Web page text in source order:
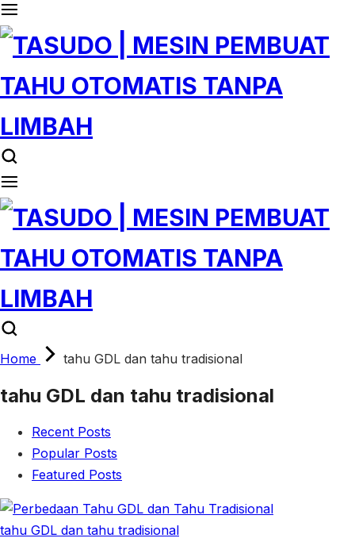
Home tahu GDL dan tahu tradisional
tahu GDL dan tahu tradisional
Recent Posts
Popular Posts
Featured Posts
tahu GDL dan tahu tradisional